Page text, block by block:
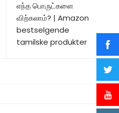
எந்த பொருட்களை
விற்கலாம்? | Amazon
bestselgende
tamilske produkter